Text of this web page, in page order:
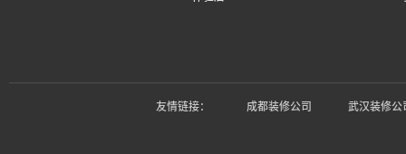
友情链接： 成都装修公司 武汉装修公